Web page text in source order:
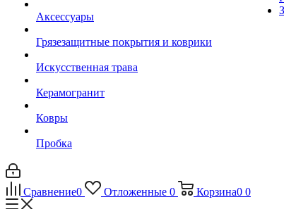
Аксессуары
Грязезащитные покрытия и коврики
Искусственная трава
Керамогранит
Ковры
Пробка
Сравнение0 Отложенные 0 Корзина0 0